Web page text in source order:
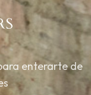
enterarte de